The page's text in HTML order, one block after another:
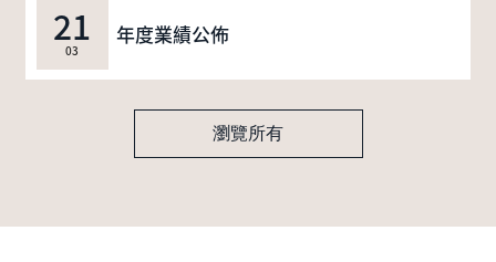
21
03
年度業績公佈
瀏覽所有